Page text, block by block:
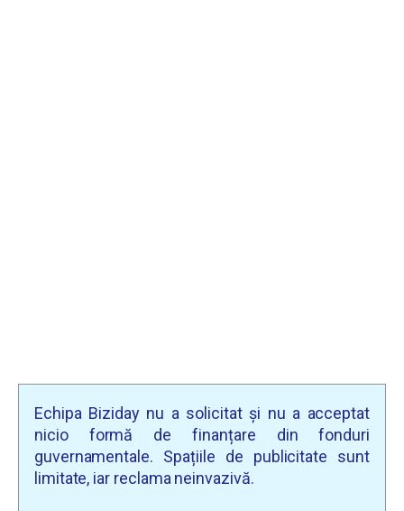
Echipa Biziday nu a solicitat și nu a acceptat
nicio formă de finanțare din fonduri
guvernamentale. Spațiile de publicitate sunt
limitate, iar reclama neinvazivă.